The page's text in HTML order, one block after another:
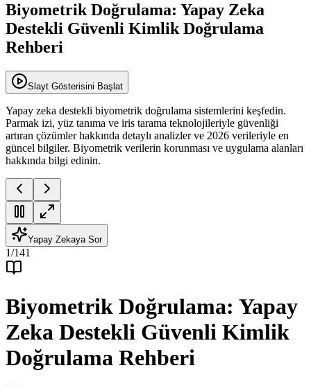
Biyometrik Doğrulama: Yapay Zeka
Destekli Güvenli Kimlik Doğrulama
Rehberi
Slayt Gösterisini Başlat
Yapay zeka destekli biyometrik doğrulama sistemlerini keşfedin.
Parmak izi, yüz tanıma ve iris tarama teknolojileriyle güvenliği
artıran çözümler hakkında detaylı analizler ve 2026 verileriyle en
güncel bilgiler. Biyometrik verilerin korunması ve uygulama alanları
hakkında bilgi edinin.
Yapay Zekaya Sor
1/141
Biyometrik Doğrulama: Yapay
Zeka Destekli Güvenli Kimlik
Doğrulama Rehberi